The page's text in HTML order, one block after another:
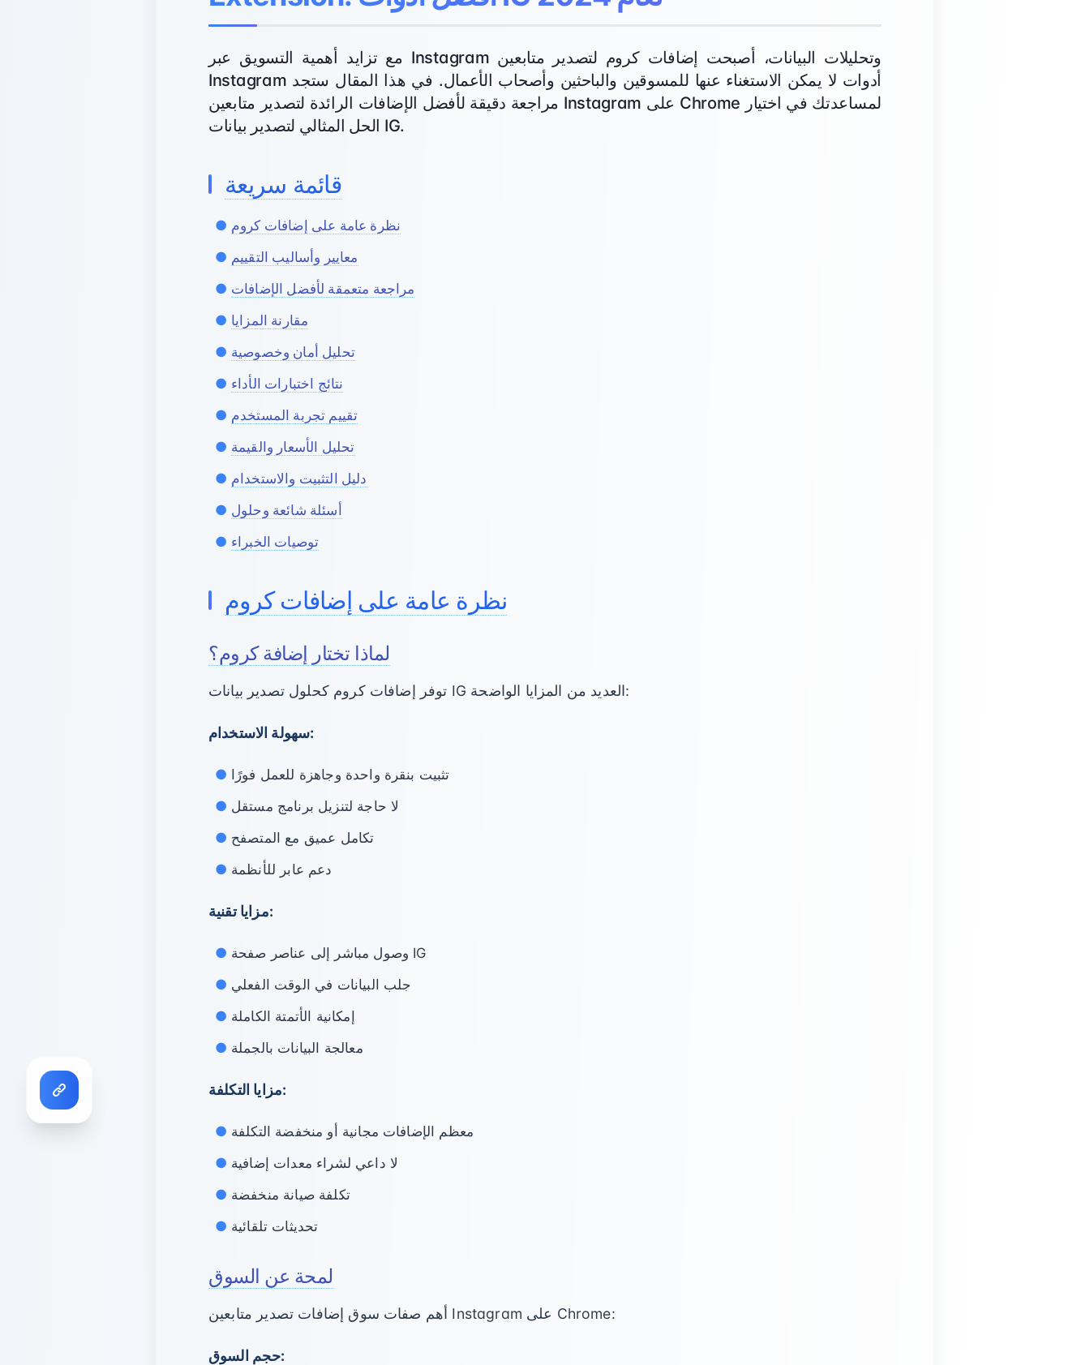
مع تزايد أهمية التسويق عبر Instagram وتحليلات البيانات، أصبحت إضافات كروم لتصدير متابعين
Instagram أدوات لا يمكن الاستغناء عنها للمسوقين والباحثين وأصحاب الأعمال. في هذا المقال ستجد
مراجعة دقيقة لأفضل الإضافات الرائدة لتصدير متابعين Instagram على Chrome لمساعدتك في اختيار
الحل المثالي لتصدير بيانات IG.
قائمة سريعة
نظرة عامة على إضافات كروم
معايير وأساليب التقييم
مراجعة متعمقة لأفضل الإضافات
مقارنة المزايا
تحليل أمان وخصوصية
نتائج اختبارات الأداء
تقييم تجربة المستخدم
تحليل الأسعار والقيمة
دليل التثبيت والاستخدام
أسئلة شائعة وحلول
توصيات الخبراء
نظرة عامة على إضافات كروم
لماذا تختار إضافة كروم؟
توفر إضافات كروم كحلول تصدير بيانات IG العديد من المزايا الواضحة:
سهولة الاستخدام:
تثبيت بنقرة واحدة وجاهزة للعمل فورًا
لا حاجة لتنزيل برنامج مستقل
تكامل عميق مع المتصفح
دعم عابر للأنظمة
مزايا تقنية:
وصول مباشر إلى عناصر صفحة IG
جلب البيانات في الوقت الفعلي
إمكانية الأتمتة الكاملة
معالجة البيانات بالجملة
مزايا التكلفة:
معظم الإضافات مجانية أو منخفضة التكلفة
لا داعي لشراء معدات إضافية
تكلفة صيانة منخفضة
تحديثات تلقائية
لمحة عن السوق
أهم صفات سوق إضافات تصدير متابعين Instagram على Chrome:
حجم السوق: